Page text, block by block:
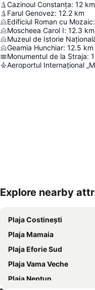
Cazinoul Constanța: 12 km
Farul Genovez: 12.2 km
Edificiul Roman cu Mozaic:
Moscheea Carol I: 12.3 km
Muzeul de Istorie
Geamia Hunchiar: 12.5 km
Monumentul de la Straja:
Aeroportul Internațional
Explore nearby
Plaja Costinești
Plaja Mamaia
Plaja Eforie Sud
Plaja Vama Veche
Plaja Neptun